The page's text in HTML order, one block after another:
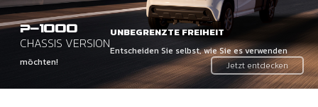
P-1000
CHASSIS VERSION
UNBEGRENZTE FREIHEIT
Entscheiden Sie selbst, wie Sie es verwenden
möchten!
Jetzt entdecken